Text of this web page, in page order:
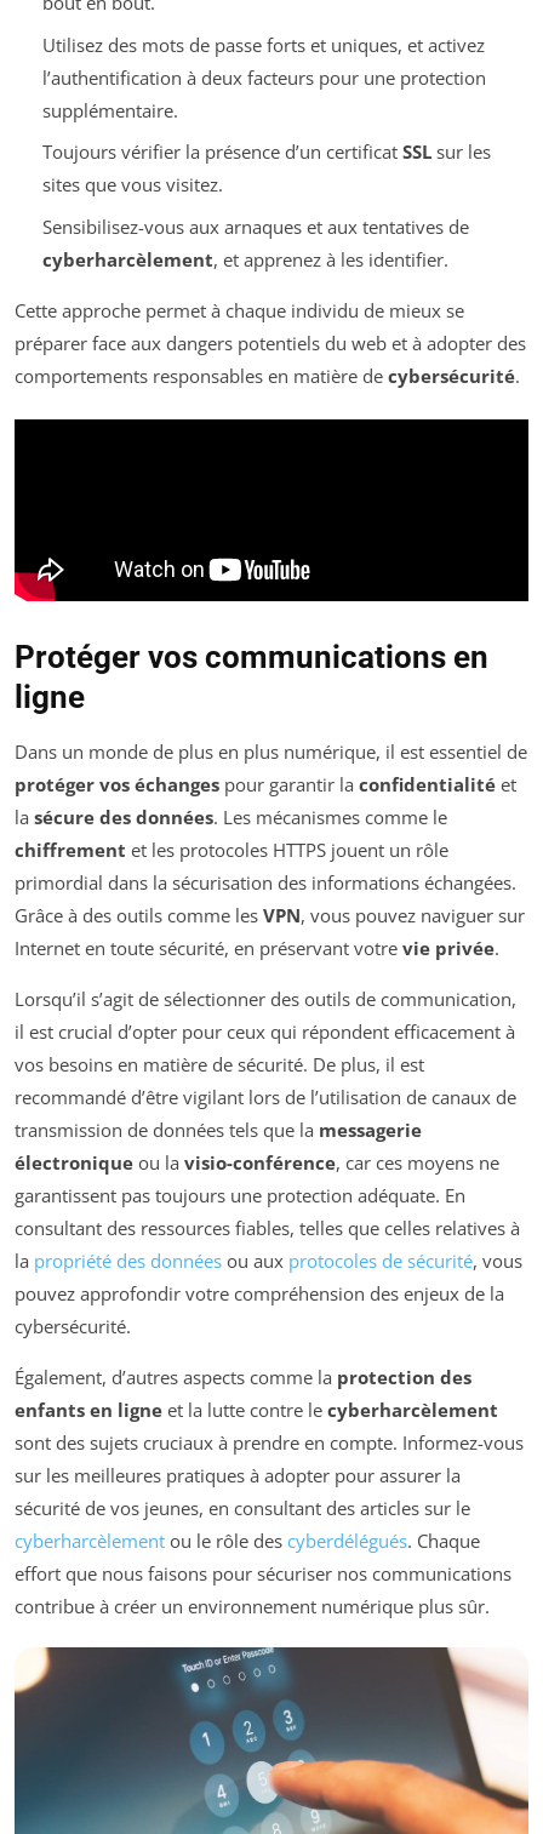
Utilisez des mots de passe forts et uniques, et activez
l’authentification à deux facteurs pour une protection
supplémentaire.
Toujours vérifier la présence d’un certificat SSLsur les
sites que vous visitez.
Sensibilisez-vous aux arnaques et aux tentatives de
cyberharcèlement, et apprenez à les identifier.
Cette approche permet à chaque individu de mieux se
préparer face aux dangers potentiels du web et à adopter des
comportements responsables en matière de cybersécurité.
Protéger vos communications en
ligne
Dans un monde de plus en plus numérique, il est essentiel de
protéger vos échanges pour garantir la confidentialité et
la sécure des données. Les mécanismes comme le
chiffrement et les protocoles HTTPS jouent un rôle
primordial dans la sécurisation des informations échangées.
Grâce à des outils comme les VPN, vous pouvez naviguer sur
Internet en toute sécurité, en préservant votre vie privée.
Lorsqu’il s’agit de sélectionner des outils de communication,
il est crucial d’opter pour ceux qui répondent efficacement à
vos besoins en matière de sécurité. De plus, il est
recommandé d’être vigilant lors de l’utilisation de canaux de
transmission de données tels que la messagerie
électronique ou la visio-conférence, car ces moyens ne
garantissent pas toujours une protection adéquate. En
consultant des ressources fiables, telles que celles relatives à
la propriété des données ou aux protocoles de sécurité, vous
pouvez approfondir votre compréhension des enjeux de la
cybersécurité.
Également, d’autres aspects comme la protection des
enfants en ligne et la lutte contre le cyberharcèlement
sont des sujets cruciaux à prendre en compte. Informez-vous
sur les meilleures pratiques à adopter pour assurer la
sécurité de vos jeunes, en consultant des articles sur le
cyberharcèlement ou le rôle des cyberdélégués. Chaque
effort que nous faisons pour sécuriser nos communications
contribue à créer un environnement numérique plus sûr.